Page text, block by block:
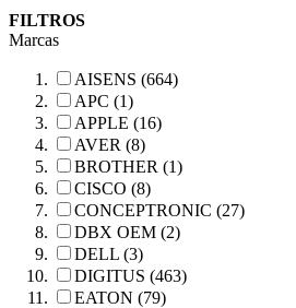
FILTROS
Marcas
AISENS (664)
APC (1)
APPLE (16)
AVER (8)
BROTHER (1)
CISCO (8)
CONCEPTRONIC (27)
DBX OEM (2)
DELL (3)
DIGITUS (463)
EATON (79)